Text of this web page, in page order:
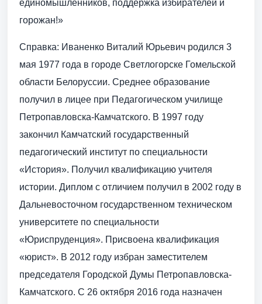
единомышленников, поддержка избирателей и
горожан!»
Справка: Иваненко Виталий Юрьевич родился 3
мая 1977 года в городе Светлогорске Гомельской
области Белоруссии. Среднее образование
получил в лицее при Педагогическом училище
Петропавловска-Камчатского. В 1997 году
закончил Камчатский государственный
педагогический институт по специальности
«История». Получил квалификацию учителя
истории. Диплом с отличием получил в 2002 году в
Дальневосточном государственном техническом
университете по специальности
«Юриспруденция». Присвоена квалификация
«юрист». В 2012 году избран заместителем
председателя Городской Думы Петропавловска-
Камчатского. С 26 октября 2016 года назначен